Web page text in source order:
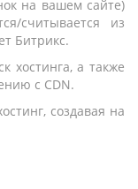
на вашем сайте)
считывается из
Битрикс.
хостинга, а также
с CDN.
создавая на